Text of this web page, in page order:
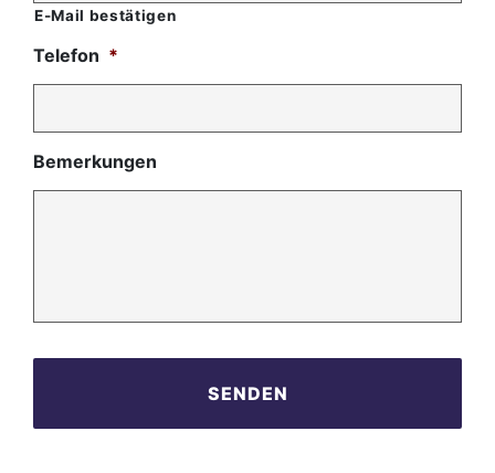
E-Mail bestätigen
Telefon *
Bemerkungen